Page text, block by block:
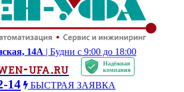
14А | Будни с 9:00 до 18:00
ufa.ru
Надёжная
компания
14
БЫСТРАЯ ЗАЯВКА